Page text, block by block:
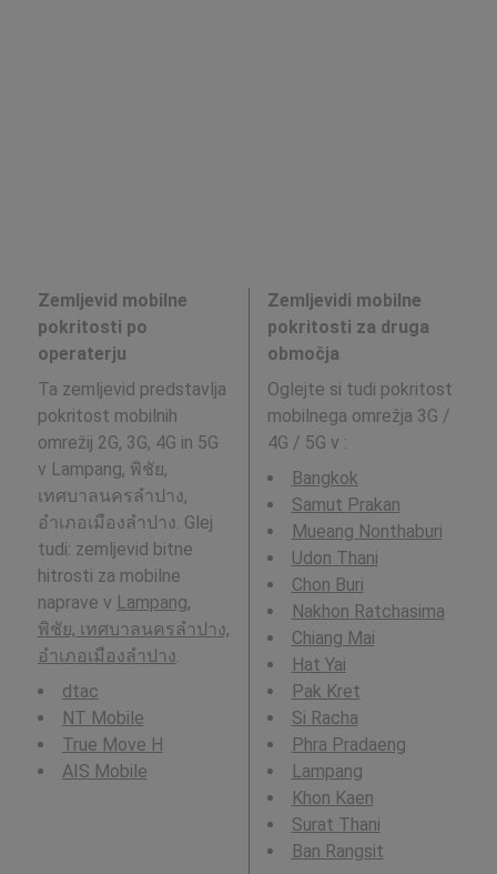
Zemljevid mobilne
pokritosti po
operaterju
Ta zemljevid predstavlja
pokritost mobilnih
omrežij 2G, 3G, 4G in 5G
v Lampang, พิชัย,
เทศบาลนครลำปาง,
อำเภอเมืองลำปาง. Glej
tudi: zemljevid bitne
hitrosti za mobilne
naprave v Lampang,
พิชัย, เทศบาลนครลำปาง,
อำเภอเมืองลำปาง.
dtac
NT Mobile
True Move H
AIS Mobile
Zemljevidi mobilne
pokritosti za druga
območja
Oglejte si tudi pokritost
mobilnega omrežja 3G /
4G / 5G v :
Bangkok
Samut Prakan
Mueang Nonthaburi
Udon Thani
Chon Buri
Nakhon Ratchasima
Chiang Mai
Hat Yai
Pak Kret
Si Racha
Phra Pradaeng
Lampang
Khon Kaen
Surat Thani
Ban Rangsit